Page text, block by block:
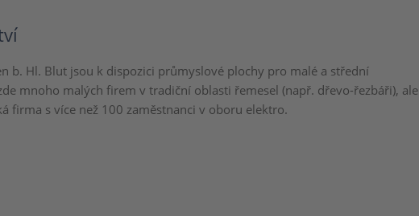
b. Hl. Blut jsou k dispozici průmyslové plochy pro malé a střední
mnoho malých firem v tradiční oblasti řemesel (např. dřevo-řezbáři), ale
firma s více než 100 zaměstnanci v oboru elektro.